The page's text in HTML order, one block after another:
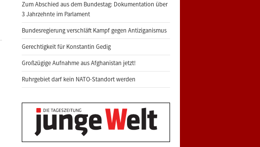
Zum Abschied aus dem Bundestag: Dokumentation über
3 Jahrzehnte im Parlament
Bundesregierung verschläft Kampf gegen Antiziganismus
Gerechtigkeit für Konstantin Gedig
Großzügige Aufnahme aus Afghanistan jetzt!
Ruhrgebiet darf kein NATO-Standort werden